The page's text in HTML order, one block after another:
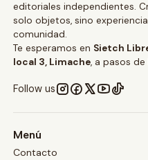
editoriales independientes.
solo objetos, sino
comunidad.
Te esperamos en Sietch
local 3, Limache, a pasos
Follow us
Menú
Contacto